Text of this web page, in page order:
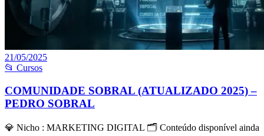
21/05/2025
📂 Cursos
COMUNIDADE SOBRAL (ATUALIZADO 2025) –
PEDRO SOBRAL
💎 Nicho : MARKETING DIGITAL 🗂 Conteúdo disponível ainda